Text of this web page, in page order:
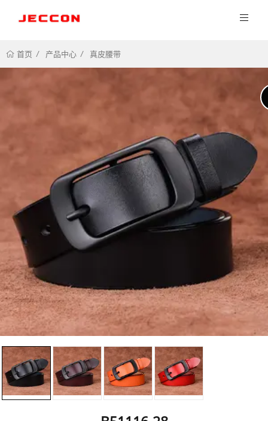
首页 产品中心 真皮腰带